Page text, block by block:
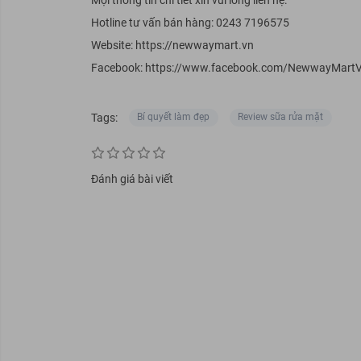
Hotline tư vấn bán hàng: 0243 7196575
Website:https://newwaymart.vn
Facebook: https://www.facebook.com/
Tags: Bí quyết làm đẹp Review sữa rửa mặt
Đánh giá bài viết